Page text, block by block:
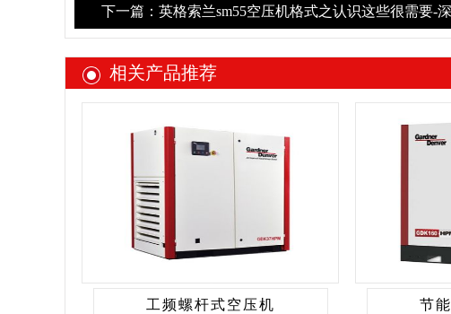
下一篇：英格索兰sm55空压机格式之认识这些很需要-
相关产品推荐
工频螺杆式空压机 节